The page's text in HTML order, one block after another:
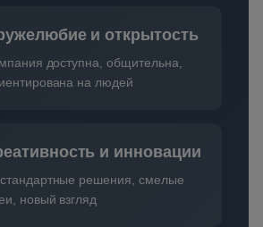
и открытость
доступна, общительна,
на людей
и инновации
решения, смелые
новый взгляд